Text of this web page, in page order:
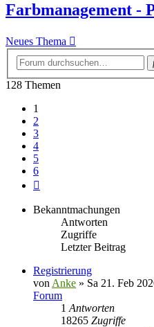
Farbmanagement -
Neues Thema
128 Themen
1
2
3
4
5
6
Bekanntmachungen
Antworten
Zugriffe
Letzter Beitrag
Registrierung
von Anke » Sa 21. Feb
Forum
1 Antworten
18265 Zugriffe